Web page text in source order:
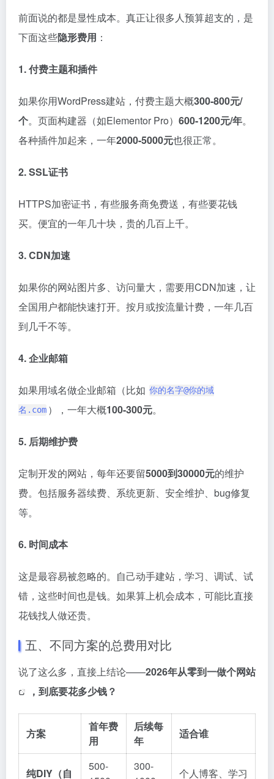
前面说的都是显性成本。真正让很多人预算超支的，是
下面这些隐形费用 ：
1. 付费主题和插件
如果你用WordPress建站，付费主题大概300-800元/
个。页面构建器（如Elementor Pro） 600-1200元/年。
各种插件加起来，一年2000-5000元也很正常。
2. SSL证书
HTTPS加密证书，有些服务商免费送，有些要花钱
买。便宜的一年几十块，贵的几百上千。
3. CDN加速
如果你的网站图片多、访问量大，需要用CDN加速，让
全国用户都能快速打开。按月或按流量计费，一年几百
到几千不等。
4. 企业邮箱
如果用域名做企业邮箱（比如 你的名字@你的域
名.com ），一年大概100-300元。
5. 后期维护费
定制开发的网站，每年还要留5000到30000元的维护
费。包括服务器续费、系统更新、安全维护、bug修复
等。
6. 时间成本
这是最容易被忽略的。自己动手建站，学习、调试、试
错，这些时间也是钱。如果算上机会成本，可能比直接
花钱找人做还贵。
五、不同方案的总费用对比
说了这么多，直接上结论——2026年从零到一做个网站
，到底要花多少钱？
方案
首年费
用
后续每
年
适合谁
纯DIY（自
500-
300-
个人博客、学习